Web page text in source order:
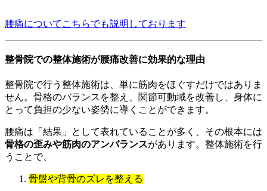
腰痛についてこちらでも説明しております
整骨院での整体施術が腰痛改善に効果的な理由
整骨院で行う整体施術は、単に筋肉をほぐすだけではありま
せん。骨格のバランスを整え、関節可動域を改善し、身体に
とって負担の少ない姿勢に導くことができます。
腰痛は「結果」として表れていることが多く、その根本には
骨格の歪みや筋肉のアンバランスがあります。整体施術を行
うことで、
骨盤や背骨のズレを整える